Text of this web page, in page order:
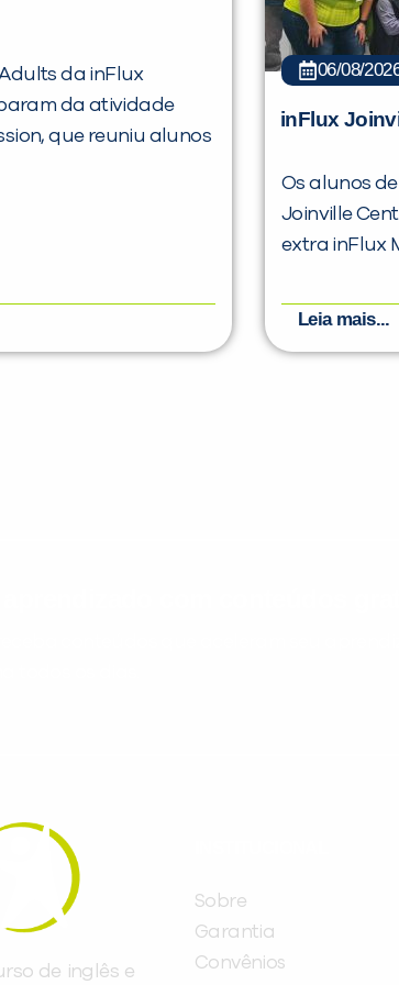
da inFlux
da atividade
que reuniu alunos
06/08/
inFlux
Os alunos
Joinville
extra inFlux
Leia mais...
de inglês e
Sobre
Garantia
Convênios